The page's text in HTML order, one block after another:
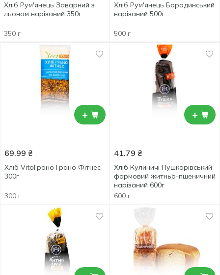
Хліб Рум'янець Заварний з
льоном нарізаний 350г
350 г
Хліб Рум'янець Бородинський
нарізаний 500г
500 г
+
69.99 ₴
Хліб VitoГрано Грано Фітнес
300г
300 г
+
41.79 ₴
Хліб Кулиничі Пушкарівський
формовий житньо-пшеничний
нарізаний 600г
600 г